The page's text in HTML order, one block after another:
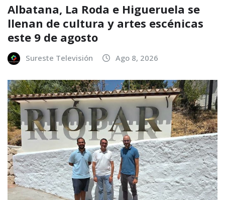
Albatana, La Roda e Higueruela se
llenan de cultura y artes escénicas
este 9 de agosto
Sureste Televisión Ago 8, 2026